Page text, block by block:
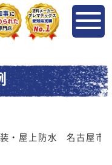
装・屋上防水 名古屋